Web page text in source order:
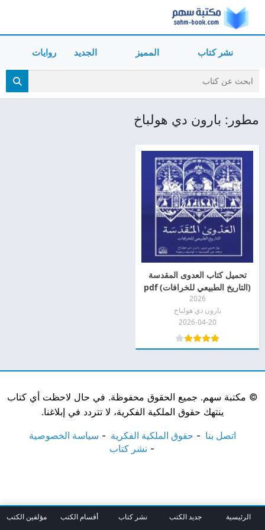
نشر كتاب المميز الجديد روايات
مطور: بارون دي هولباخ
تحميل كتاب العدوى المقدسة
(التاريخ الطبيعي للخرافات) pdf
2026
بارون دي هولباخ
2026-04-20
© مكتبة سهم. جميع الحقوق محفوظة. في حال لاحظت أي كتاب
ينتهك حقوق الملكية الفكرية، لا تتردد في إبلاغنا.
اتصل بنا حقوق الملكية الفكرية
سياسة الخصوصية
نشر كتاب
الرئيسية جديد الكتب نشر كتاب أقسام الكتب مؤلفين الكتب